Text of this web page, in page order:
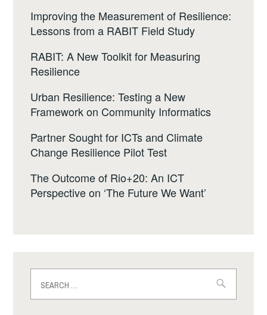
Improving the Measurement of Resilience:
Lessons from a RABIT Field Study
RABIT: A New Toolkit for Measuring
Resilience
Urban Resilience: Testing a New
Framework on Community Informatics
Partner Sought for ICTs and Climate
Change Resilience Pilot Test
The Outcome of Rio+20: An ICT
Perspective on ‘The Future We Want’
for: